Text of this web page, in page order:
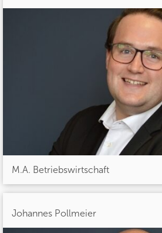
M.A. Betriebswirtschaft
Johannes Pollmeier